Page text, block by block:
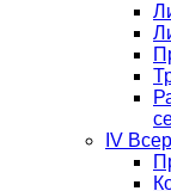
IV